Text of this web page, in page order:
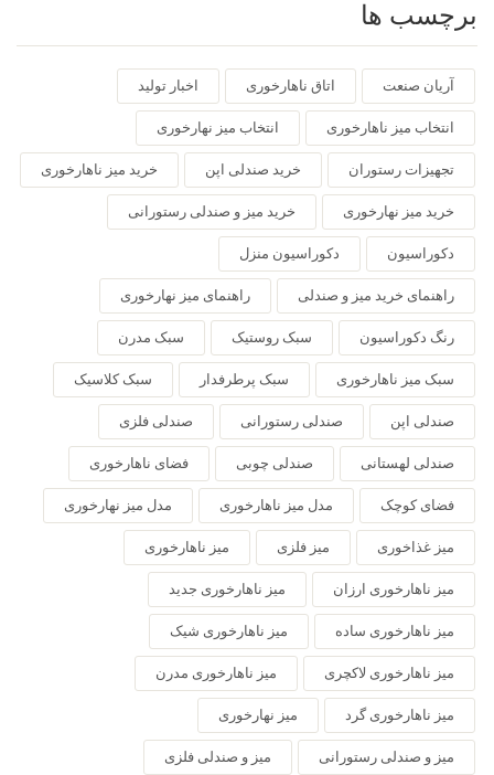
برچسب ها
آریان صنعت اتاق ناهارخوری اخبار تولید
انتخاب میز ناهارخوری انتخاب میز نهارخوری
تجهیزات رستوران خرید صندلی اپن خرید میز ناهارخوری
خرید میز نهارخوری خرید میز و صندلی رستورانی
دکوراسیون دکوراسیون منزل
راهنمای خرید میز و صندلی راهنمای میز نهارخوری
رنگ دکوراسیون سبک روستیک سبک مدرن
سبک میز ناهارخوری سبک پرطرفدار سبک کلاسیک
صندلی اپن صندلی رستورانی صندلی فلزی
صندلی لهستانی صندلی چوبی فضای ناهارخوری
فضای کوچک مدل میز ناهارخوری مدل میز نهارخوری
میز غذاخوری میز فلزی میز ناهارخوری
میز ناهارخوری ارزان میز ناهارخوری جدید
میز ناهارخوری ساده میز ناهارخوری شیک
میز ناهارخوری لاکچری میز ناهارخوری مدرن
میز ناهارخوری گرد میز نهارخوری
میز و صندلی رستورانی میز و صندلی فلزی